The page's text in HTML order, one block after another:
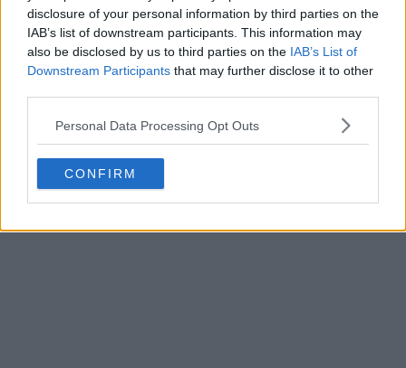
disclosure of your personal information by third parties on the
IAB’s list of downstream participants. This information may
also be disclosed by us to third parties on the IAB’s List of
Downstream Participants that may further disclose it to other
Personal Data Processing Opt Outs
CONFIRM
hasta 1991